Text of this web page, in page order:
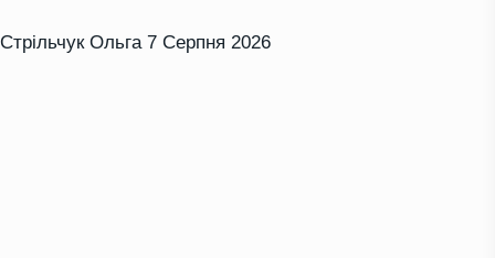
Стрільчук Ольга 7 Серпня 2026